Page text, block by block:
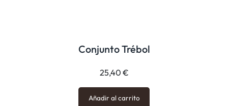
Conjunto Trébol
25,40 €
Añadir al carrito